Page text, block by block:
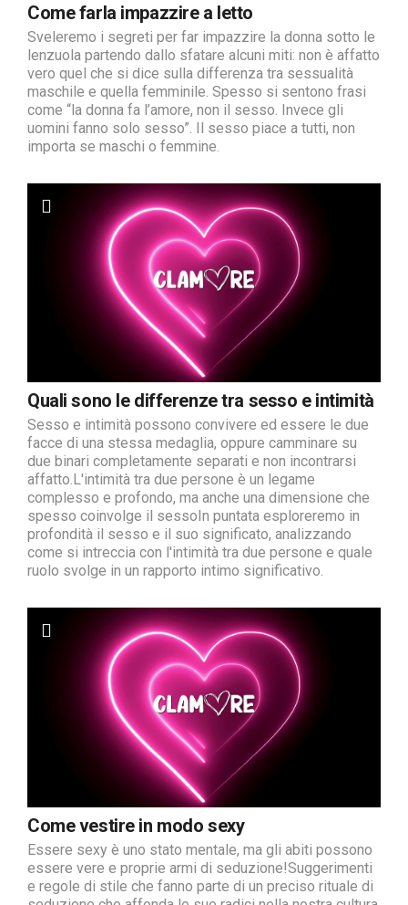
Come farla impazzire a letto
Sveleremo i segreti per far impazzire la donna sotto le
lenzuola partendo dallo sfatare alcuni miti: non è affatto
vero quel che si dice sulla differenza tra sessualità
maschile e quella femminile. Spesso si sentono frasi
come “la donna fa l’amore, non il sesso. Invece gli
uomini fanno solo sesso”. Il sesso piace a tutti, non
importa se maschi o femmine.
Quali sono le differenze tra sesso e intimità
Sesso e intimità possono convivere ed essere le due
facce di una stessa medaglia, oppure camminare su
due binari completamente separati e non incontrarsi
affatto.L'intimità tra due persone è un legame
complesso e profondo, ma anche una dimensione che
spesso coinvolge il sessoIn puntata esploreremo in
profondità il sesso e il suo significato, analizzando
come si intreccia con l'intimità tra due persone e quale
ruolo svolge in un rapporto intimo significativo.
Come vestire in modo sexy
Essere sexy è uno stato mentale, ma gli abiti possono
essere vere e proprie armi di seduzione!Suggerimenti
e regole di stile che fanno parte di un preciso rituale di